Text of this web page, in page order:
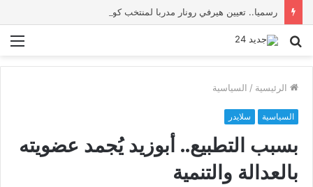
رسميا.. تعيين هيرفي رونار مدربا لمنتخب كوت ديفوار
بحث
الرئيسية / السياسية
السياسية سلايدر
بسبب التطبيع.. أبوزيد يُجمد عضويته
بالعدالة والتنمية